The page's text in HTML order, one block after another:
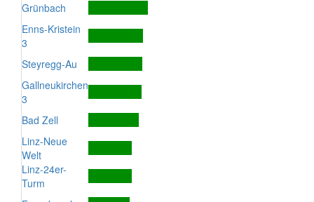
Grünbach
Enns-Kristein
3
Steyregg-Au
Gallneukirchen
3
Bad Zell
Linz-Neue
Welt
Linz-24er-
Turm